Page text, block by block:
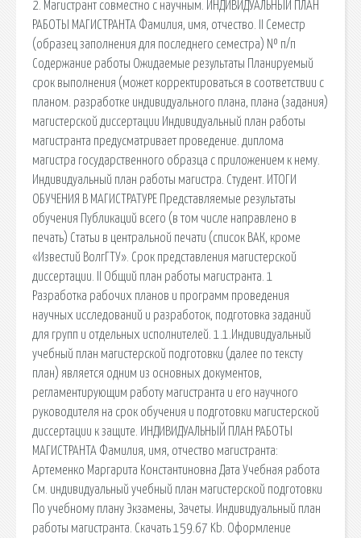
2. Магистрант совместно с научным. ИНДИВИДУАЛЬНЫЙ ПЛАН
РАБОТЫ МАГИСТРАНТА Фамилия, имя, отчество. II Семестр
(образец заполнения для последнего семестра) № п/п
Содержание работы Ожидаемые результаты Планируемый
срок выполнения (может корректироваться в соответствии с
планом. разработке индивидуального плана, плана (задания)
магистерской диссертации Индивидуальный план работы
магистранта предусматривает проведение. диплома
магистра государственного образца с приложением к нему.
Индивидуальный план работы магистра. Студент. ИТОГИ
ОБУЧЕНИЯ В МАГИСТРАТУРЕ Представляемые результаты
обучения Публикаций всего (в том числе направлено в
печать) Статьи в центральной печати (список ВАК, кроме
«Известий ВолгГТУ». Срок представления магистерской
диссертации. II Общий план работы магистранта. 1
Разработка рабочих планов и программ проведения
научных исследований и разработок, подготовка заданий
для групп и отдельных исполнителей. 1.1.Индивидуальный
учебный план магистерской подготовки (далее по тексту
план) является одним из основных документов,
регламентирующим работу магистранта и его научного
руководителя на срок обучения и подготовки магистерской
диссертации к защите. ИНДИВИДУАЛЬНЫЙ ПЛАН РАБОТЫ
МАГИСТРАНТА Фамилия, имя, отчество магистранта:
Артеменко Маргарита Константиновна Дата Учебная работа
См. индивидуальный учебный план магистерской подготовки
По учебному плану Экзамены, Зачеты. Индивидуальный план
работы магистранта. Скачать 159.67 Kb. Оформление